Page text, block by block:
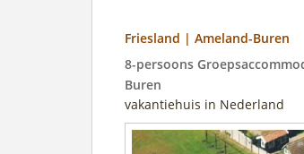
Friesland | Ameland-Buren
8-persoons
Buren
vakantiehuis in Nederland